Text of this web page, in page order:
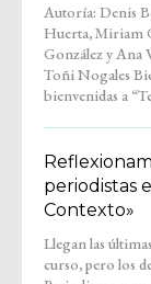
Autoría: Denis
Huerta, Miriam
González y Ana Valle
Toñi Nogales Bienvenidos y
bienvenidas a
Voces de
Zaragoza para
espacio tranquilo,
escuchar sin prisas y
periodistas
Contexto»
Llegan las
curso, pero los
nuestro
#Entremedios.